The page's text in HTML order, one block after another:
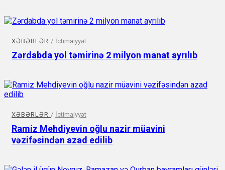
XƏBƏRLƏR / İctimaiyyət
Zərdabda yol təmirinə 2 milyon manat ayrılıb
XƏBƏRLƏR / İctimaiyyət
Ramiz Mehdiyevin oğlu nazir müavini
vəzifəsindən azad edilib